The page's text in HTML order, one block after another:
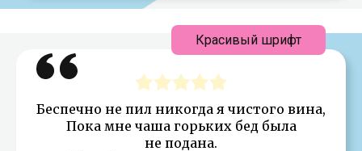
Беспечно не пил никогда я чистого вина,
Пока мне чаша горьких бед была
не подана.
Красивый шрифт